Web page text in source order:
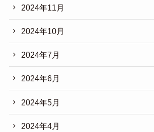
2024年11月
2024年10月
2024年7月
2024年6月
2024年5月
2024年4月